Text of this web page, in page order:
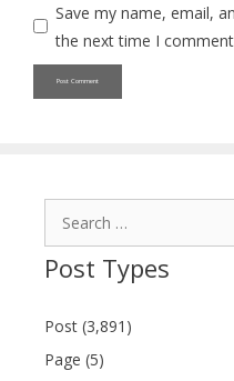
Save my name, email,
the next time I
Post Types
Post (3,891)
Page (5)